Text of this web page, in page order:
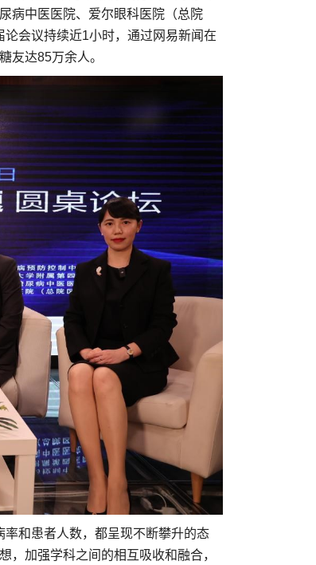
病中医医院、爱尔眼科医院（总院
会议持续近1小时，通过网易新闻在
友达85万余人。
和患者人数，都呈现不断攀升的态
，加强学科之间的相互吸收和融合，